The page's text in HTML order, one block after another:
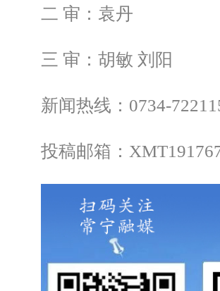
二 审：袁丹
三 审：胡敏 刘阳
新闻热线：0734-
投稿邮箱：